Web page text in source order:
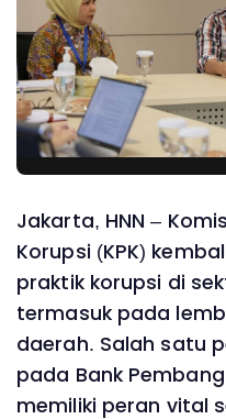
Jakarta, HNN –
Korupsi (KPK)
praktik korupsi di
termasuk pada
daerah. Salah satu
pada Bank
memiliki peran vital